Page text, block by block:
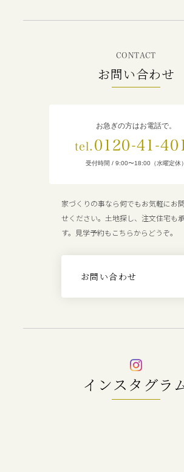
インスタグラ
CONTACT
お問い合わせ
お急ぎの方はお電話で。
tel. 0120-41-
受付時間 / 9:00〜18:00（水曜定休）
家づくりの事なら何でもお気軽にお
せください。土地探し、注文住宅も
す。見学予約もこちらからどうぞ。
お問い合わせ